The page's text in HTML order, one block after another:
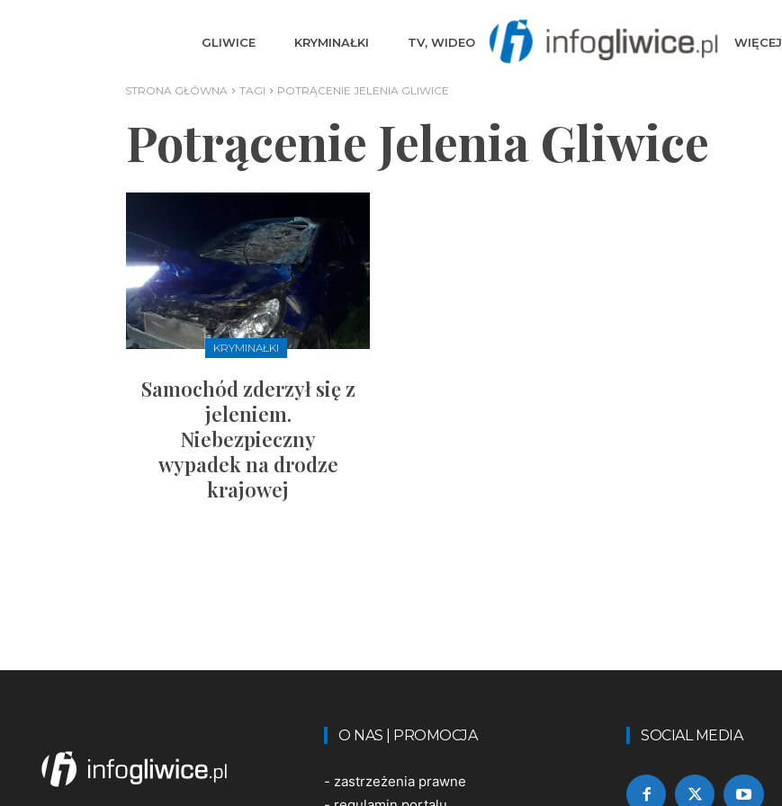
GLIWICE KRYMINAŁKI TV, WIDEO WIĘCEJ
STRONA GŁÓWNA TAGI POTRĄCENIE JELENIA GLIWICE
Potrącenie Jelenia Gliwice
KRYMINAŁKI
Samochód zderzył się z
jeleniem.
Niebezpieczny
wypadek na drodze
krajowej
O NAS | PROMOCJA
- zastrzeżenia prawne
SOCIAL MEDIA